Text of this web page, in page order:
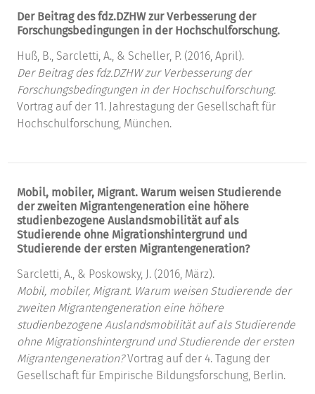
Der Beitrag des fdz.DZHW zur Verbesserung der
Forschungsbedingungen in der Hochschulforschung.
Huß, B., Sarcletti, A., & Scheller, P. (2016, April).
Der Beitrag des fdz.DZHW zur Verbesserung der
Forschungsbedingungen in der Hochschulforschung.
Vortrag auf der 11. Jahrestagung der Gesellschaft für
Hochschulforschung, München.
Mobil, mobiler, Migrant. Warum weisen Studierende
der zweiten Migrantengeneration eine höhere
studienbezogene Auslandsmobilität auf als
Studierende ohne Migrationshintergrund und
Studierende der ersten Migrantengeneration?
Sarcletti, A., & Poskowsky, J. (2016, März).
Mobil, mobiler, Migrant. Warum weisen Studierende der
zweiten Migrantengeneration eine höhere
studienbezogene Auslandsmobilität auf als Studierende
ohne Migrationshintergrund und Studierende der ersten
Migrantengeneration?Vortrag auf der 4. Tagung der
Gesellschaft für Empirische Bildungsforschung, Berlin.